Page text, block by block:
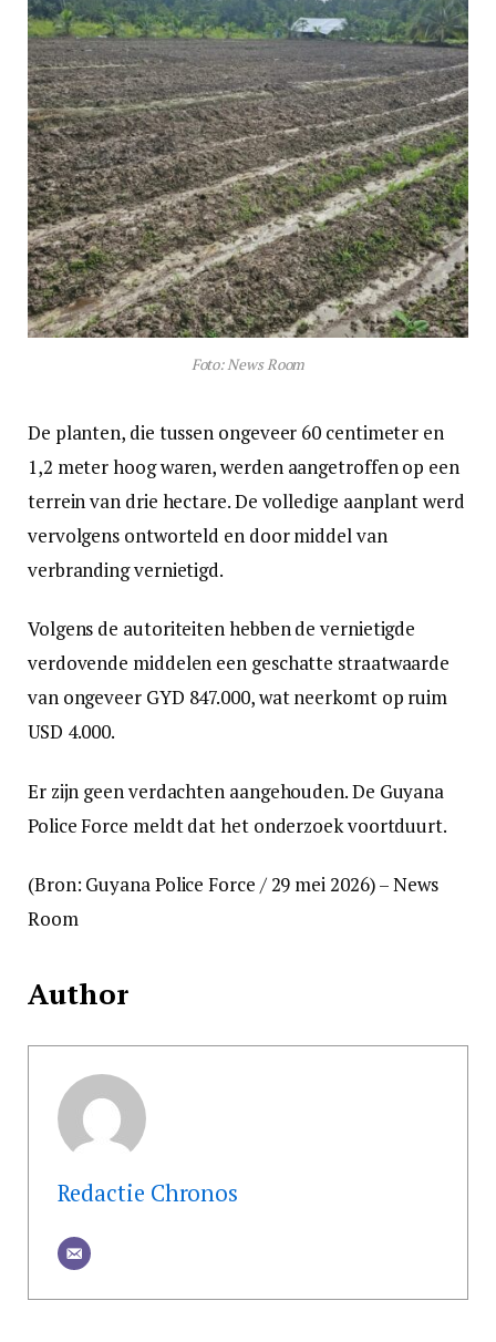
Foto: News Room
De planten, die tussen ongeveer 60 centimeter en
1,2 meter hoog waren, werden aangetroffen op een
terrein van drie hectare. De volledige aanplant werd
vervolgens ontworteld en door middel van
verbranding vernietigd.
Volgens de autoriteiten hebben de vernietigde
verdovende middelen een geschatte straatwaarde
van ongeveer GYD 847.000, wat neerkomt op ruim
USD 4.000.
Er zijn geen verdachten aangehouden. De Guyana
Police Force meldt dat het onderzoek voortduurt.
(Bron: Guyana Police Force / 29 mei 2026) – News
Room
Author
Redactie Chronos